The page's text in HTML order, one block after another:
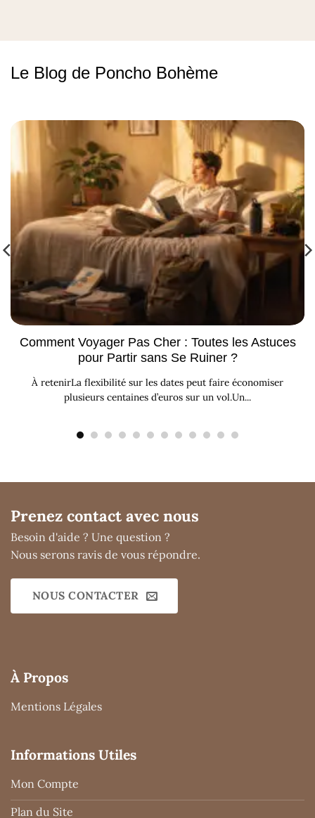
Le Blog de Poncho Bohème
Comment Voyager Pas Cher : Toutes les Astuces
pour Partir sans Se Ruiner ?
À retenirLa flexibilité sur les dates peut faire économiser
plusieurs centaines d’euros sur un vol.Un...
Prenez contact avec nous
Besoin d'aide ? Une question ?
Nous serons ravis de vous répondre.
NOUS CONTACTER
À Propos
Mentions Légales
Informations Utiles
Mon Compte
Plan du Site